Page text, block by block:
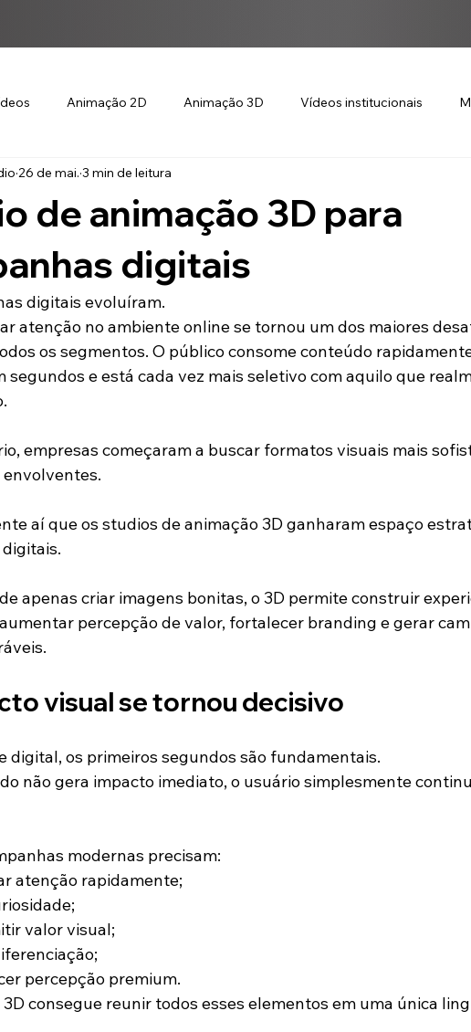
Animação 2D Animação 3D Vídeos institucionais
de animação 3D para
digitais
26 de mai. 3 min de leitura
digitais evoluíram.
atenção no ambiente online se tornou um dos maiores
os segmentos. O público consome conteúdo
segundos e está cada vez mais seletivo com aquilo que
empresas começaram a buscar formatos visuais mais
aí que os studios de animação 3D ganharam espaço
apenas criar imagens bonitas, o 3D permite construir
percepção de valor, fortalecer branding e gerar
visual se tornou decisivo
digital, os primeiros segundos são fundamentais.
não gera impacto imediato, o usuário simplesmente
modernas precisam:
atenção rapidamente;
valor visual;
percepção premium.
consegue reunir todos esses elementos em uma única